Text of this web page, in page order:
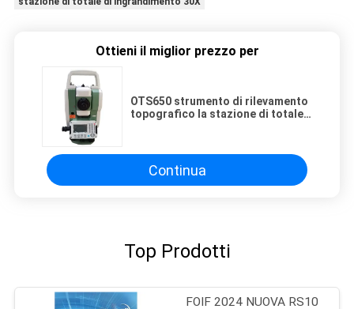
Ottieni il miglior prezzo per
OTS650 strumento di rilevamento
topografico la stazione di totale
Continua
Top Prodotti
FOIF 2024 NUOVA RS10